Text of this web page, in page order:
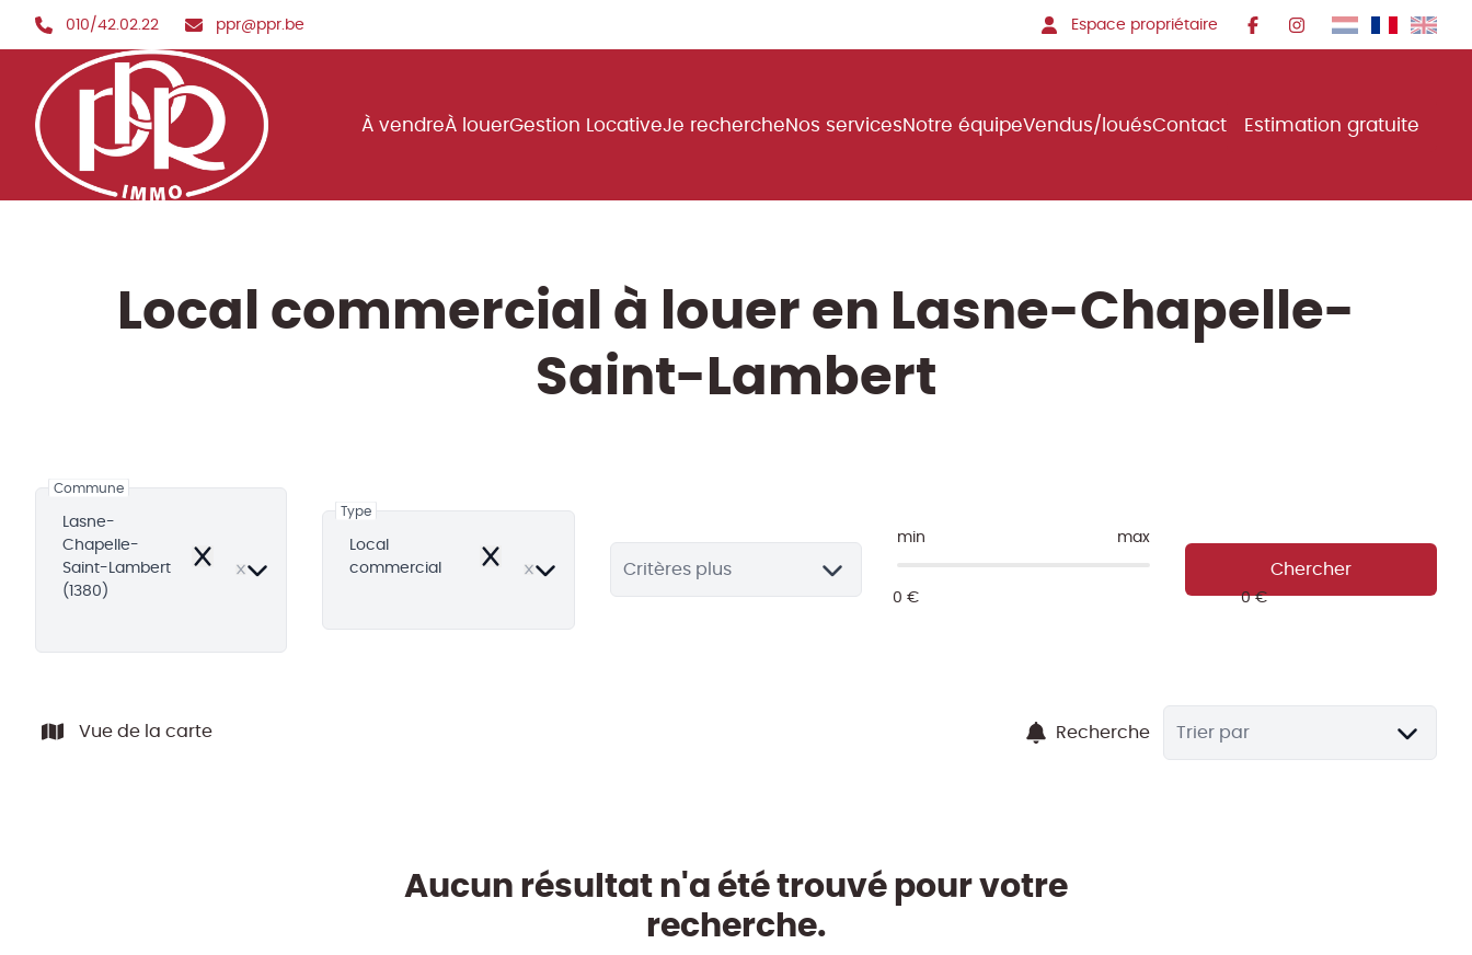
Aller au contenu principal
010/42.02.22 ppr@ppr.be Espace propriétaire
À vendreÀ louerGestion LocativeJe rechercheNos servicesNotre équipeVendus/louésContact Estimation gratuite
Local commercial à louer en Lasne-Chapelle-
Saint-Lambert
Commune
Lasne-
Chapelle-
Saint-Lambert
(1380)
Remove
Type
Local
commercial
Remove Critères plus
min max
Chercher
Vue de la carte Recherche Trier par
Aucun résultat n'a été trouvé pour votre
recherche.